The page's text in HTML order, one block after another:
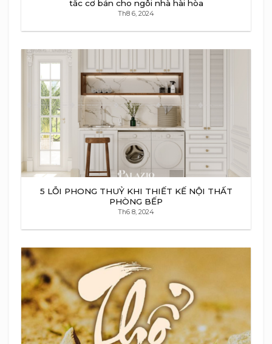
tắc cơ bản cho ngôi nhà hài hòa
Th8 6, 2024
5 LỖI PHONG THUỶ KHI THIẾT KẾ NỘI THẤT
PHÒNG BẾP
Th6 8, 2024